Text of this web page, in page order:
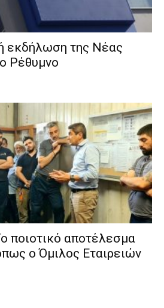
εκδήλωση της Νέας
Ρέθυμνο
ποιοτικό αποτέλεσμα
ο Όμιλος Εταιρειών